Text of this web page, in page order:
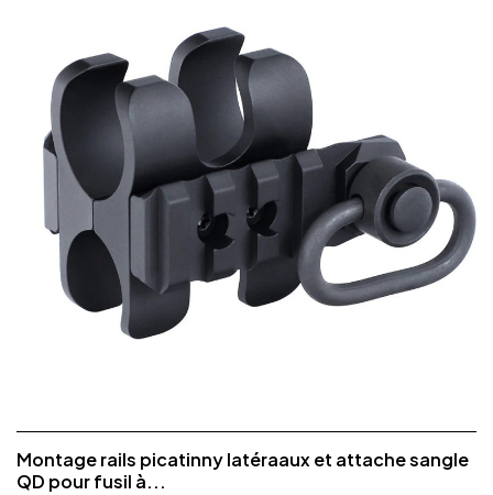
Montage rails picatinny latéraaux et attache sangle
QD pour fusil à...